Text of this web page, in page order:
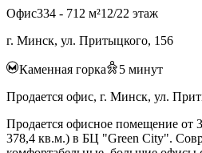
Офис334 - 712 м²12/22 этаж
г. Минск, ул. Притыцкого, 156
Каменная горка 5 минут
Продается офис, г. Минск, ул.
Продается офисное помещение от
378,4 кв.м.) в БЦ "Green City".